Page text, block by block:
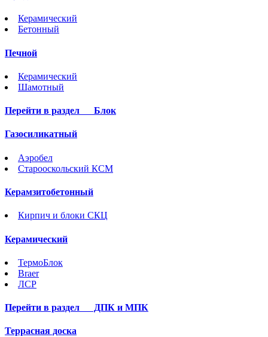
Керамический
Бетонный
Печной
Керамический
Шамотный
Перейти в раздел Блок
Газосиликатный
Аэробел
Старооскольский КСМ
Керамзитобетонный
Кирпич и блоки СКЦ
Керамический
ТермоБлок
Braer
ЛСР
Перейти в раздел ДПК и МПК
Террасная доска